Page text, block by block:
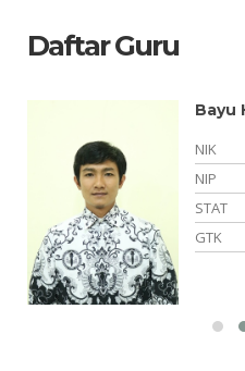
Daftar Guru
Bayu
NIK
NIP
STAT
GTK